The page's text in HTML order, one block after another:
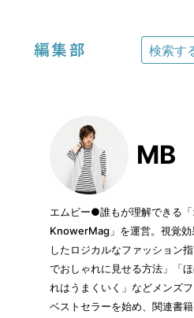
MB
エムビー●誰もが理解できる
KnowerMag」を運営。視覚効
したロジカルなファッション
でおしゃれに見せる方法」「
れはうまくいく」などメンズ
ベストセラーを始め、関連書